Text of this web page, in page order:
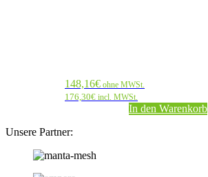
148,16€ ohne MWSt.
176,30€ incl. MWSt.
In den Warenkorb
Unsere Partner: